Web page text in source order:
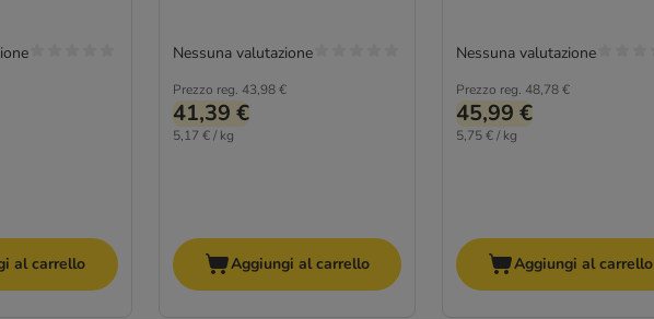
al carrello
Prezzo reg. 43,98 €
41,39 €
5,17 € / kg
Nessuna valutazione
Aggiungi al carrello
Prezzo reg. 48,78 €
45,99 €
5,75 € / kg
Nessuna valutazione
Aggiungi al carrello